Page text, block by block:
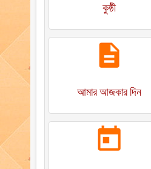
কুষ্ঠী
আমার আজকার দিন